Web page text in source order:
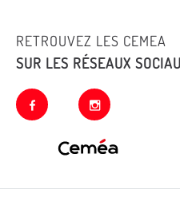
RETROUVEZ LES CEMEA
SUR LES RÉSEAUX
facebook instagram